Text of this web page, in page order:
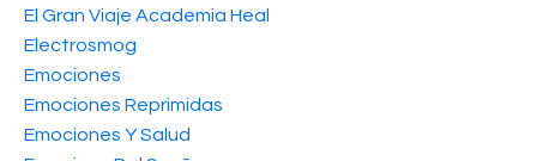
El Gran Viaje Academia Heal
Electrosmog
Emociones
Emociones Reprimidas
Emociones Y Salud